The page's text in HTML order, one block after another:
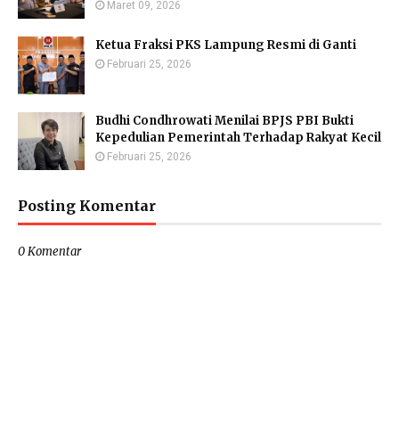
Maret 09, 2026
Ketua Fraksi PKS Lampung Resmi di Ganti
Februari 25, 2026
Budhi Condhrowati Menilai BPJS PBI Bukti
Kepedulian Pemerintah Terhadap Rakyat Kecil
Februari 25, 2026
Posting Komentar
0 Komentar